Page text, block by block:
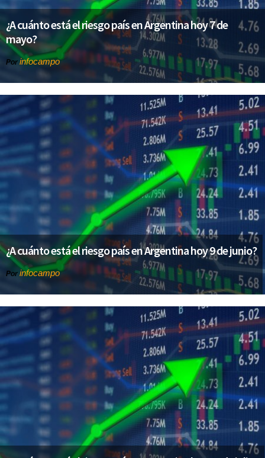
¿A cuánto está el riesgo país en Argentina hoy 7 de
mayo?
Por infocampo
¿A cuánto está el riesgo país en Argentina hoy 9 de junio?
Por infocampo